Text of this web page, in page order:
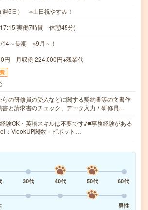
週5日） ※土日祝やすみ！
実働7時間 休憩45分)
14～長期 ※9月～！
円 月収例 224,000円+残業代
らの研修員の受入などに関する契約書等の文書作
書と請求書のチェック、データ入力＊研修員…
験OK・英語スキルは不要です♪■事務経験がある
：VlookUP関数・ピボット…
30代 40代 50代
60代
男性